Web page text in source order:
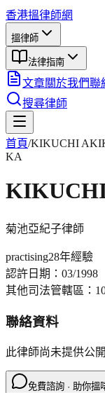
香港搵律師網
搵律師
法律指南
文章關於我們聯
搜尋律師
首頁/KIKUCHI
KA
菊池亞紀子律師
practising28年經驗
認許日期： 03/1998
其他司法管轄區：
聯絡資料
此律師尚未提供公
免費諮詢 · 助你搵